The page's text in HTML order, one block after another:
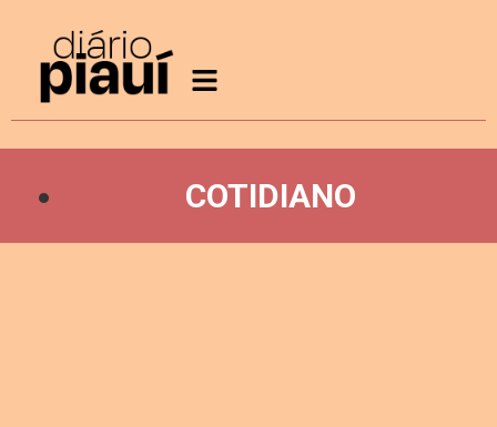
COTIDIANO